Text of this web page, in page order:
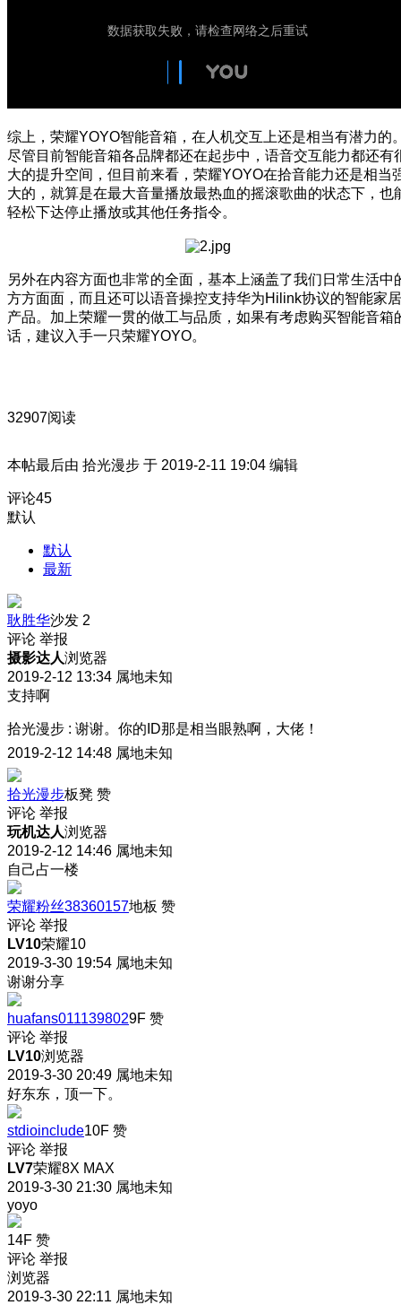
综上，荣耀YOYO智能音箱，在人机交互上还是相当有潜力的
尽管目前智能音箱各品牌都还在起步中，语音交互能力都还有
大的提升空间，但目前来看，荣耀YOYO在拾音能力还是相当
大的，就算是在最大音量播放最热血的摇滚歌曲的状态下，也
轻松下达停止播放或其他任务指令。
另外在内容方面也非常的全面，基本上涵盖了我们日常生活中
方方面面，而且还可以语音操控支持华为Hilink协议的智能家居
产品。加上荣耀一贯的做工与品质，如果有考虑购买智能音箱
话，建议入手一只荣耀YOYO。
32907阅读
本帖最后由 拾光漫步 于 2019-2-11 19:04 编辑
评论45
默认
默认
最新
耿胜华沙发 2
评论 举报
摄影达人浏览器
2019-2-12 13:34 属地未知
支持啊
拾光漫步 : 谢谢。你的ID那是相当眼熟啊，大佬！
2019-2-12 14:48 属地未知
拾光漫步板凳 赞
评论 举报
玩机达人浏览器
2019-2-12 14:46 属地未知
自己占一楼
荣耀粉丝38360157地板 赞
评论 举报
LV10荣耀10
2019-3-30 19:54 属地未知
谢谢分享
huafans0111398029F 赞
评论 举报
LV10浏览器
2019-3-30 20:49 属地未知
好东东，顶一下。
stdioinclude10F 赞
评论 举报
LV7荣耀8X MAX
2019-3-30 21:30 属地未知
yoyo
14F 赞
评论 举报
浏览器
2019-3-30 22:11 属地未知